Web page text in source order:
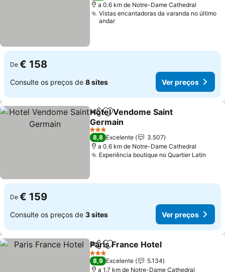
a 0.6 km de Notre-Dame Cathedral
Vistas encantadoras da varanda no último
andar
De € 158
Consulte os preços de 8 sites Ver preços
PartilharAdicionar aos favoritos
Hotel Vendome Saint
Germain
Ver preços
3 Estrelas
8,8 Excelente
3.507
a 0.6 km de Notre-Dame Cathedral
Experiência boutique no Quartier Latin
De € 159
Consulte os preços de 3 sites Ver preços
PartilharAdicionar aos favoritos
Paris France Hotel
3 Estrelas
8,9 Excelente
5.134
a 1.7 km de Notre-Dame Cathedral